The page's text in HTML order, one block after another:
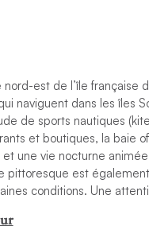
nord-est de l’île française
naviguent dans les îles
de sports nautiques
et boutiques, la baie
une vie nocturne
pittoresque est
conditions. Une